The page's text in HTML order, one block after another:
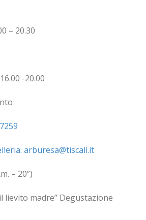
– 20.30
-20.00
arburesa@tiscali.it
– 20”)
madre” Degustazione